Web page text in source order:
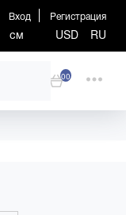
Вход Регистрация
см USD RU
00